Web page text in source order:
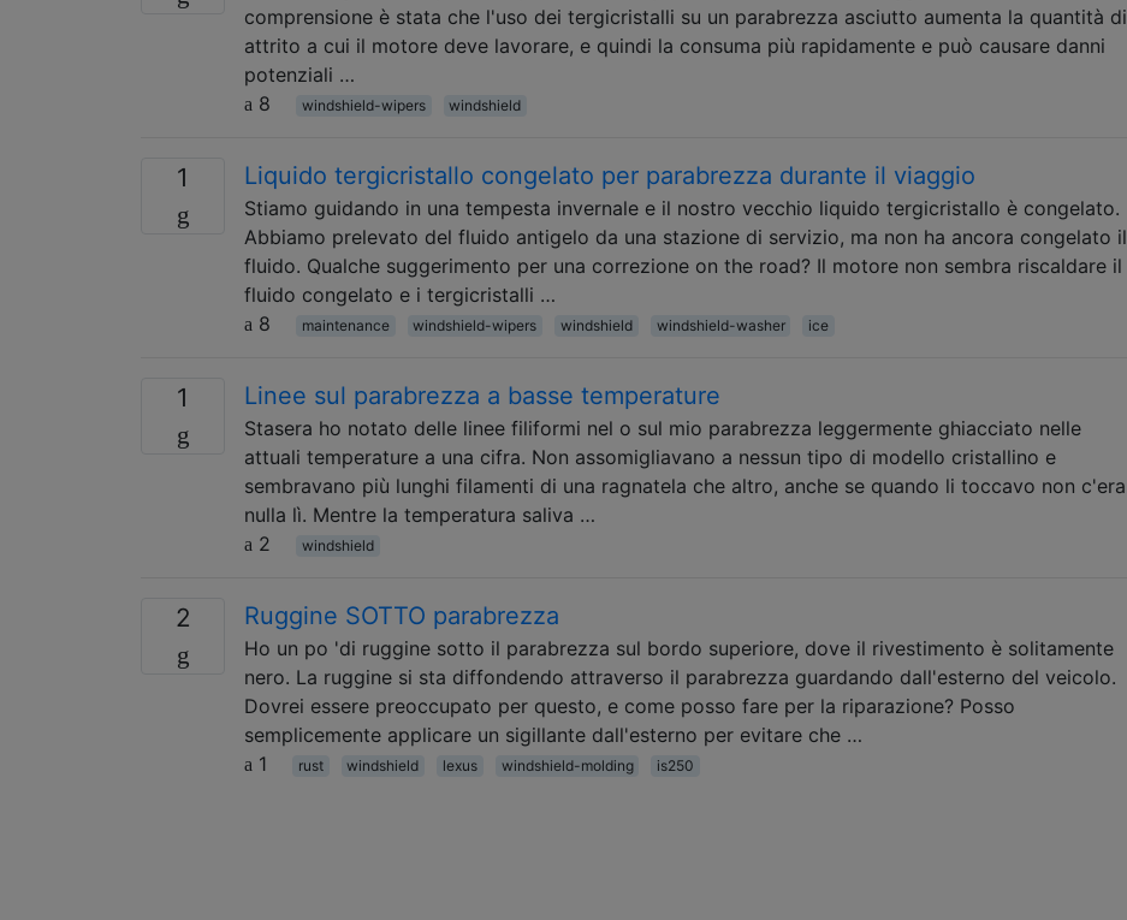
comprensione è stata che l'uso dei tergicristalli su un parabrezza asciutto aumenta la quantità di
attrito a cui il motore deve lavorare, e quindi la consuma più rapidamente e può causare danni
potenziali …
8
windshield-wipers windshield
1 Liquido tergicristallo congelato per parabrezza durante il viaggio
Stiamo guidando in una tempesta invernale e il nostro vecchio liquido tergicristallo è congelato.
Abbiamo prelevato del fluido antigelo da una stazione di servizio, ma non ha ancora congelato il
fluido. Qualche suggerimento per una correzione on the road? Il motore non sembra riscaldare il
fluido congelato e i tergicristalli …
8
maintenance windshield-wipers windshield windshield-washer ice
1 Linee sul parabrezza a basse temperature
Stasera ho notato delle linee filiformi nel o sul mio parabrezza leggermente ghiacciato nelle
attuali temperature a una cifra. Non assomigliavano a nessun tipo di modello cristallino e
sembravano più lunghi filamenti di una ragnatela che altro, anche se quando li toccavo non c'era
nulla lì. Mentre la temperatura saliva …
2
windshield
2 Ruggine SOTTO parabrezza
Ho un po 'di ruggine sotto il parabrezza sul bordo superiore, dove il rivestimento è solitamente
nero. La ruggine si sta diffondendo attraverso il parabrezza guardando dall'esterno del veicolo.
Dovrei essere preoccupato per questo, e come posso fare per la riparazione? Posso
semplicemente applicare un sigillante dall'esterno per evitare che …
1
rust windshield lexus windshield-molding is250